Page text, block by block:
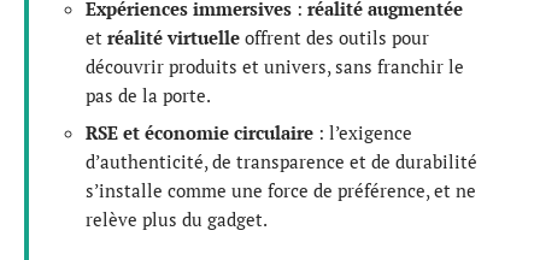
Expériences immersives : réalité augmentée
et réalité virtuelle offrent des outils pour
découvrir produits et univers, sans franchir le
pas de la porte.
RSE et économie circulaire : l’exigence
d’authenticité, de transparence et de durabilité
s’installe comme une force de préférence, et ne
relève plus du gadget.